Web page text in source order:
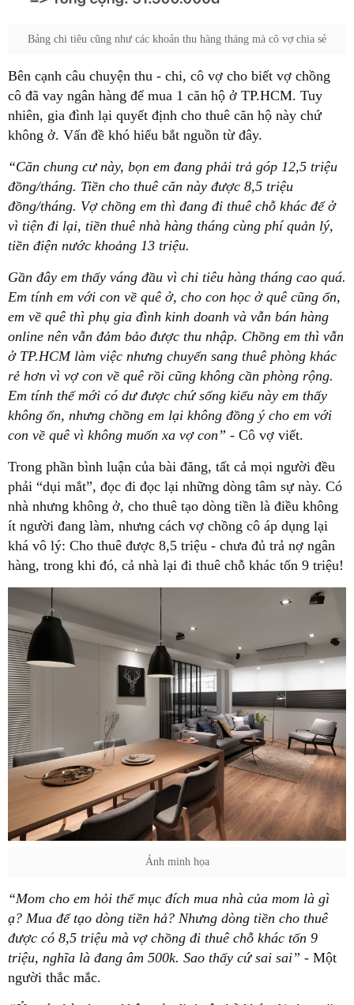
Bảng chi tiêu cũng như các khoản thu hàng tháng mà cô vợ chia sẻ
Bên cạnh câu chuyện thu - chi, cô vợ cho biết vợ chồng
cô đã vay ngân hàng để mua 1 căn hộ ở TP.HCM. Tuy
nhiên, gia đình lại quyết định cho thuê căn hộ này chứ
không ở. Vấn đề khó hiểu bắt nguồn từ đây.
“Căn chung cư này, bọn em đang phải trả góp 12,5 triệu
đồng/tháng. Tiền cho thuê căn này được 8,5 triệu
đồng/tháng. Vợ chồng em thì đang đi thuê chỗ khác để ở
vì tiện đi lại, tiền thuê nhà hàng tháng cùng phí quản lý,
tiền điện nước khoảng 13 triệu.
Gần đây em thấy váng đầu vì chi tiêu hàng tháng cao quá.
Em tính em với con về quê ở, cho con học ở quê cũng ổn,
em về quê thì phụ gia đình kinh doanh và vẫn bán hàng
online nên vẫn đảm bảo được thu nhập. Chồng em thì vẫn
ở TP.HCM làm việc nhưng chuyển sang thuê phòng khác
rẻ hơn vì vợ con về quê rồi cũng không cần phòng rộng.
Em tính thế mới có dư được chứ sống kiểu này em thấy
không ổn, nhưng chồng em lại không đồng ý cho em với
con về quê vì không muốn xa vợ con” - Cô vợ viết.
Trong phần bình luận của bài đăng, tất cả mọi người đều
phải “dụi mắt”, đọc đi đọc lại những dòng tâm sự này. Có
nhà nhưng không ở, cho thuê tạo dòng tiền là điều không
ít người đang làm, nhưng cách vợ chồng cô áp dụng lại
khá vô lý: Cho thuê được 8,5 triệu - chưa đủ trả nợ ngân
hàng, trong khi đó, cả nhà lại đi thuê chỗ khác tốn 9 triệu!
Ảnh minh họa
“Mom cho em hỏi thế mục đích mua nhà của mom là gì
ạ? Mua để tạo dòng tiền hả? Nhưng dòng tiền cho thuê
được có 8,5 triệu mà vợ chồng đi thuê chỗ khác tốn 9
triệu, nghĩa là đang âm 500k. Sao thấy cứ sai sai” - Một
người thắc mắc.